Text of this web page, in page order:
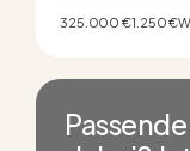
Garagen in
325.000 €1.250 €